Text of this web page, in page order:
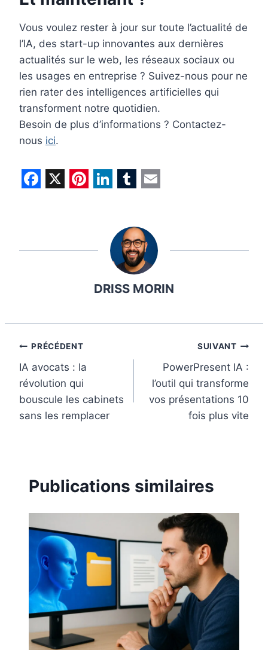
Vous voulez rester à jour sur toute l’actualité de
l’IA, des start-up innovantes aux dernières
actualités sur le web, les réseaux sociaux ou
les usages en entreprise ? Suivez-nous pour ne
rien rater des intelligences artificielles qui
transforment notre quotidien.
Besoin de plus d’informations ? Contactez-
nous ici.
e
k
t
s
t
k
d
n
m
b
l
r
a
i
l
DRISS MORIN
Navigation
de
l’article
PRÉCÉDENT
IA avocats : la
révolution qui
bouscule les cabinets
sans les remplacer
SUIVANT
PowerPresent IA :
l’outil qui transforme
vos présentations 10
fois plus vite
Publications similaires